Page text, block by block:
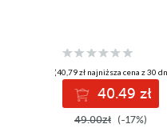
(40,79 zł najniższa cena z 30
40.49 zł
49.00zł (-17%)